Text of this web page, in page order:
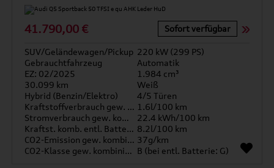
41.790,00 € Sofort verfügbar
SUV/Geländewagen/Pickup 220 kW (299 PS)
Gebrauchtfahrzeug
Automatik
EZ: 02/2025
1.984 cm³
30.099 km
Weiß
Hybrid (Benzin/Elektro)
4/5 Türen
Kraftstoffverbrauch gew. kombiniert 1.6l/100 km
Stromverbrauch gew. kombiniert
22.4 kWh/100 km
Kraftst. komb. entl. Batterie 8.2l/100 km
CO2-Emission gew. kombiniert 37g/km
CO2-Klasse gew. kombiniert B (bei entl. Batterie: G)